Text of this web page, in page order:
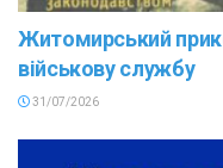
Житомирський
військову службу
31/07/2026